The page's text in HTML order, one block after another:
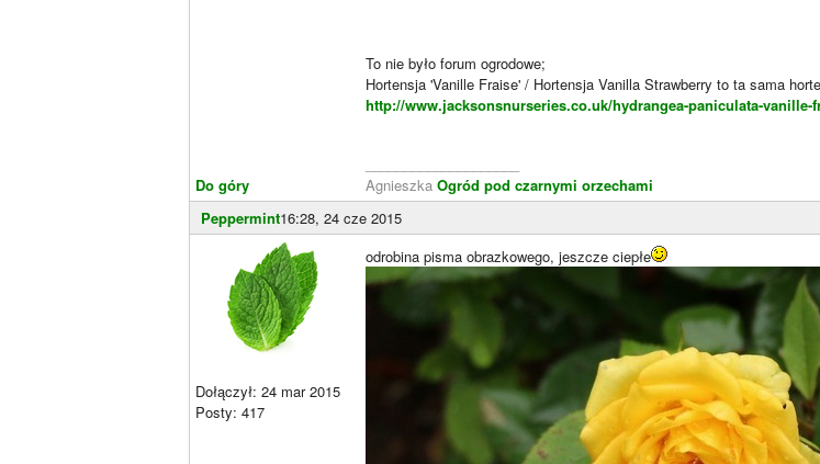
Do góry
To nie było forum ogrodowe;
Hortensja 'Vanille Fraise' / Hortensja Vanilla Strawberry to ta sama
http://www.jacksonsnurseries.co.uk/hydrangea-paniculata-vanille-
Agnieszka Ogród pod czarnymi orzechami
Peppermint16:28, 24 cze 2015
Dołączył: 24 mar 2015
Posty: 417
odrobina pisma obrazkowego, jeszcze ciepłe